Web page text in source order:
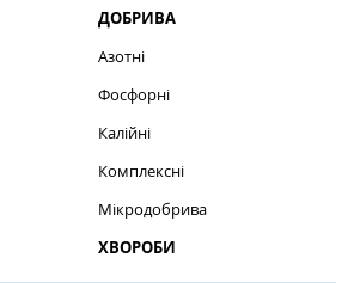
ДОБРИВА
Азотні
Фосфорні
Калійні
Комплексні
Мікродобрива
ХВОРОБИ